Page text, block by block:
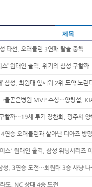
제목
타선, 오러클린 3연패 탈출 중책
’ 원태인 출격, 위기의 삼성 구할까
삼성, 최원태 앞세워 2위 도약 노린
올곧은병원 MVP 수상…양창섭,
할까…19세 루키 장찬희, 광주서 양
연승 오러클린과 살아난 디아즈 방망
스' 원태인 출격, 삼성 위닝시리즈
성, 3연승 도전…최원태 3승 사냥 나
도, NC 상대 4승 도전